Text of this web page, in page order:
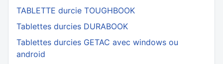
TABLETTE durcie TOUGHBOOK
Tablettes durcies DURABOOK
Tablettes durcies GETAC avec windows ou
android